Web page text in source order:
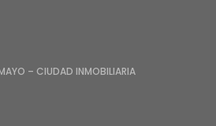
– CIUDAD INMOBILIARIA